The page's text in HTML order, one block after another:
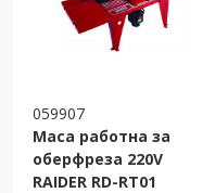
059907
Маса работна за
оберфреза 220V
RAIDER RD-RT01